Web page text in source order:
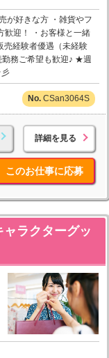
が好きな方 ・雑貨やフ
歓迎！ ・お客様と一緒
売経験者優遇（未経験
務ご希望も歓迎♪ ★週
CSan3064S
詳細を見る
このお仕事に応募
ラクターグッ